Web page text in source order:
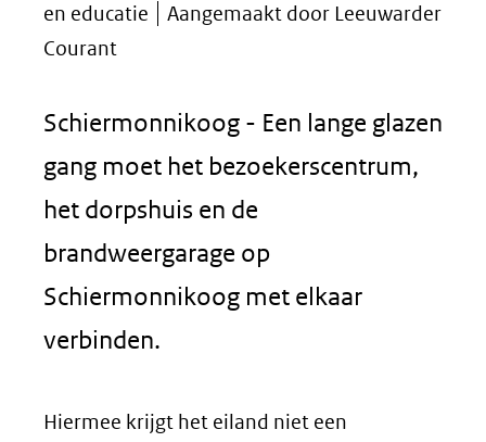
en educatie
Aangemaakt door Leeuwarder
Courant
Schiermonnikoog - Een lange glazen
gang moet het bezoekerscentrum,
het dorpshuis en de
brandweergarage op
Schiermonnikoog met elkaar
verbinden.
Hiermee krijgt het eiland niet een